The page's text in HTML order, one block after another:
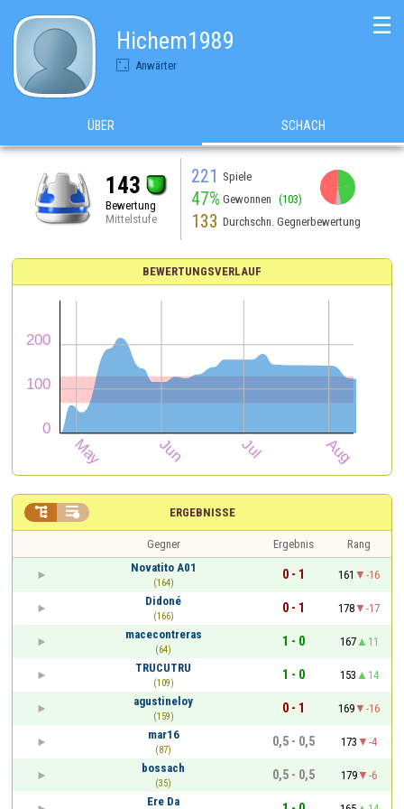
Hichem1989
Anwärter
☰
ÜBER SCHACH
143
Bewertung
Mittelstufe
221 Spiele
47% Gewonnen (103)
133 Durchschn. Gegnerbewertung
BEWERTUNGSVERLAUF
ERGEBNISSE
 
Gegner Ergebnis
Rang
Novatito A01
(164)
0 - 1 161
-16
Didoné
(166)
0 - 1 178
-17
macecontreras
(64)
1 - 0 167
11
TRUCUTRU
(109)
1 - 0 153
14
agustineloy
(159)
0 - 1 169
-16
mar16
(87)
0,5 - 0,5 173
-4
bossach
(35)
0,5 - 0,5 179
-6
Ere Da